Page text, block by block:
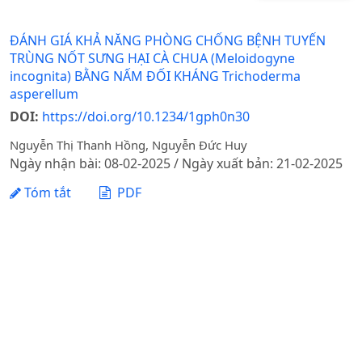
ĐÁNH GIÁ KHẢ NĂNG PHÒNG CHỐNG BỆNH TUYẾN
TRÙNG NỐT SƯNG HẠI CÀ CHUA (Meloidogyne
incognita) BẰNG NẤM ĐỐI KHÁNG Trichoderma
asperellum
DOI: https://doi.org/10.1234/1gph0n30
Nguyễn Thị Thanh Hồng, Nguyễn Đức Huy
Ngày nhận bài: 08-02-2025 / Ngày xuất bản: 21-02-2025
Tóm tắt
PDF